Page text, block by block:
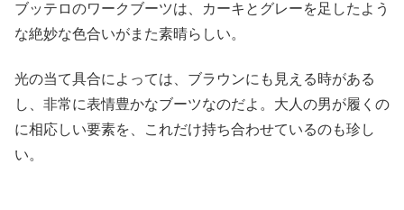
ブッテロのワークブーツは、カーキとグレーを足したよう
な絶妙な色合いがまた素晴らしい。
光の当て具合によっては、ブラウンにも見える時がある
し、非常に表情豊かなブーツなのだよ。大人の男が履くの
に相応しい要素を、これだけ持ち合わせているのも珍し
い。